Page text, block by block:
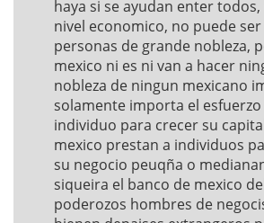
haya si se ayudan enter
nivel economico, no puede
personas de grande nobleza,
mexico ni es ni van a hacer
nobleza de ningun mexicano
solamente importa el esfuerzo
individuo para crecer su
mexico prestan a individuos
su negocio peuqña o
siqueira el banco de mexico
poderozos hombres de